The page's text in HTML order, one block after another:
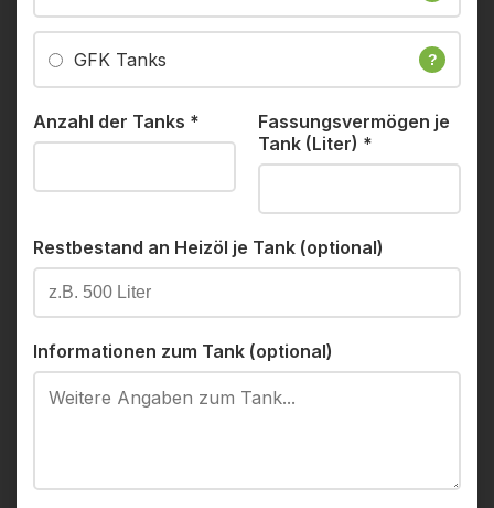
GFK Tanks ?
Anzahl der Tanks *
Fassungsvermögen je
Tank (Liter) *
Restbestand an Heizöl je Tank (optional)
Informationen zum Tank (optional)